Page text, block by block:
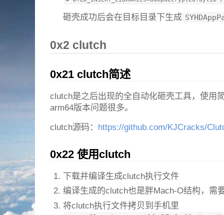
砸壳成功后会在目标目录下生成
0x2 clutch
0x21 clutch简述
clutch是之后出现的全自动化砸壳工具，使用
arm64版本问题很多。
clutch源码： https://github.com/KJCracks/
0x22 使用clutch
下载并编译生成clutch执行文件
编译生成的clutch也是胖Mach-O结构，需
将clutch执行文件拷贝到手机里